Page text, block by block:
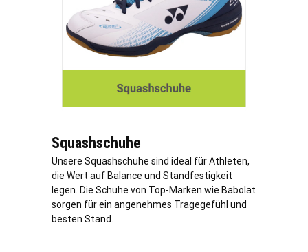
Squashschuhe
Unsere Squashschuhe sind ideal für Athleten,
die Wert auf Balance und Standfestigkeit
legen. Die Schuhe von Top-Marken wie Babolat
sorgen für ein angenehmes Tragegefühl und
besten Stand.